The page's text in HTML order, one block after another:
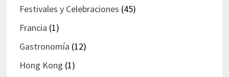
Festivales y Celebraciones (45)
Francia (1)
Gastronomía (12)
Hong Kong (1)